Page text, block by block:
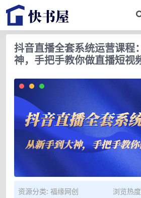
抖音直播全套系统运营课程
神，手把手教你做直播短视
资源分类: 福缘网创
浏览热